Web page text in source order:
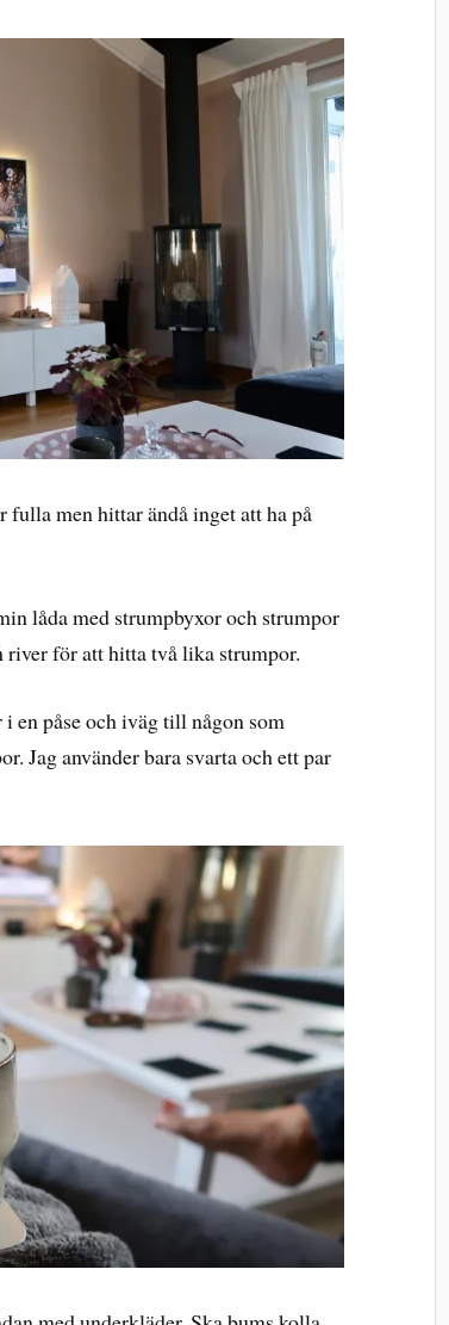
fulla men hittar ändå inget att ha på
låda med strumpbyxor och strumpor
river för att hitta två lika strumpor.
en påse och iväg till någon som
Jag använder bara svarta och ett par